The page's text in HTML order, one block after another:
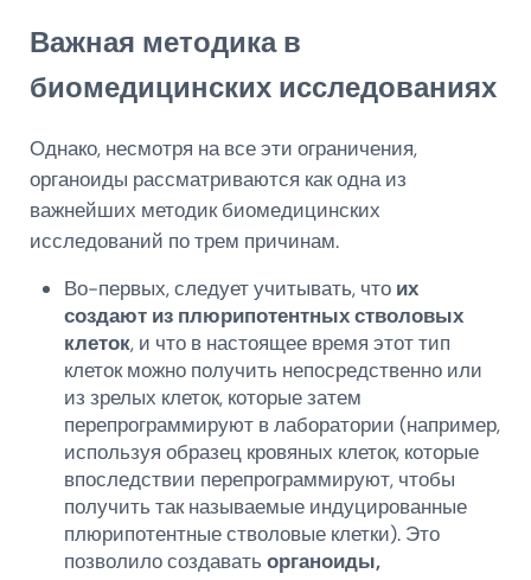
Важная методика в
биомедицинских исследованиях
Однако, несмотря на все эти ограничения,
органоиды рассматриваются как одна из
важнейших методик биомедицинских
исследований по трем причинам.
Во-первых, следует учитывать, что их
создают из плюрипотентных стволовых
клеток, и что в настоящее время этот тип
клеток можно получить непосредственно или
из зрелых клеток, которые затем
перепрограммируют в лаборатории (например,
используя образец кровяных клеток, которые
впоследствии перепрограммируют, чтобы
получить так называемые индуцированные
плюрипотентные стволовые клетки). Это
позволило создаватьорганоиды,